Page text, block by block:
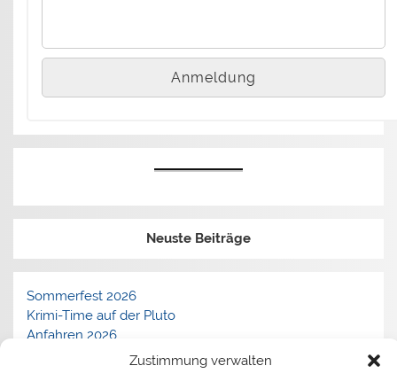
Zustimmung verwalten
Neuste Beiträge
Sommerfest 2026
Krimi-Time auf der Pluto
Anfahren 2026
Frühschoppen auf der Pluto